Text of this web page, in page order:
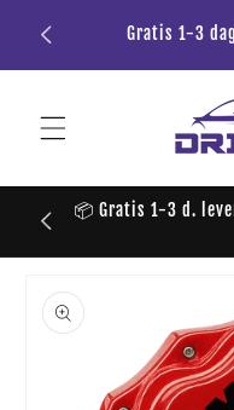
Gå til
indhold
Gratis 1-3
📦 Gratis 1-3 d.